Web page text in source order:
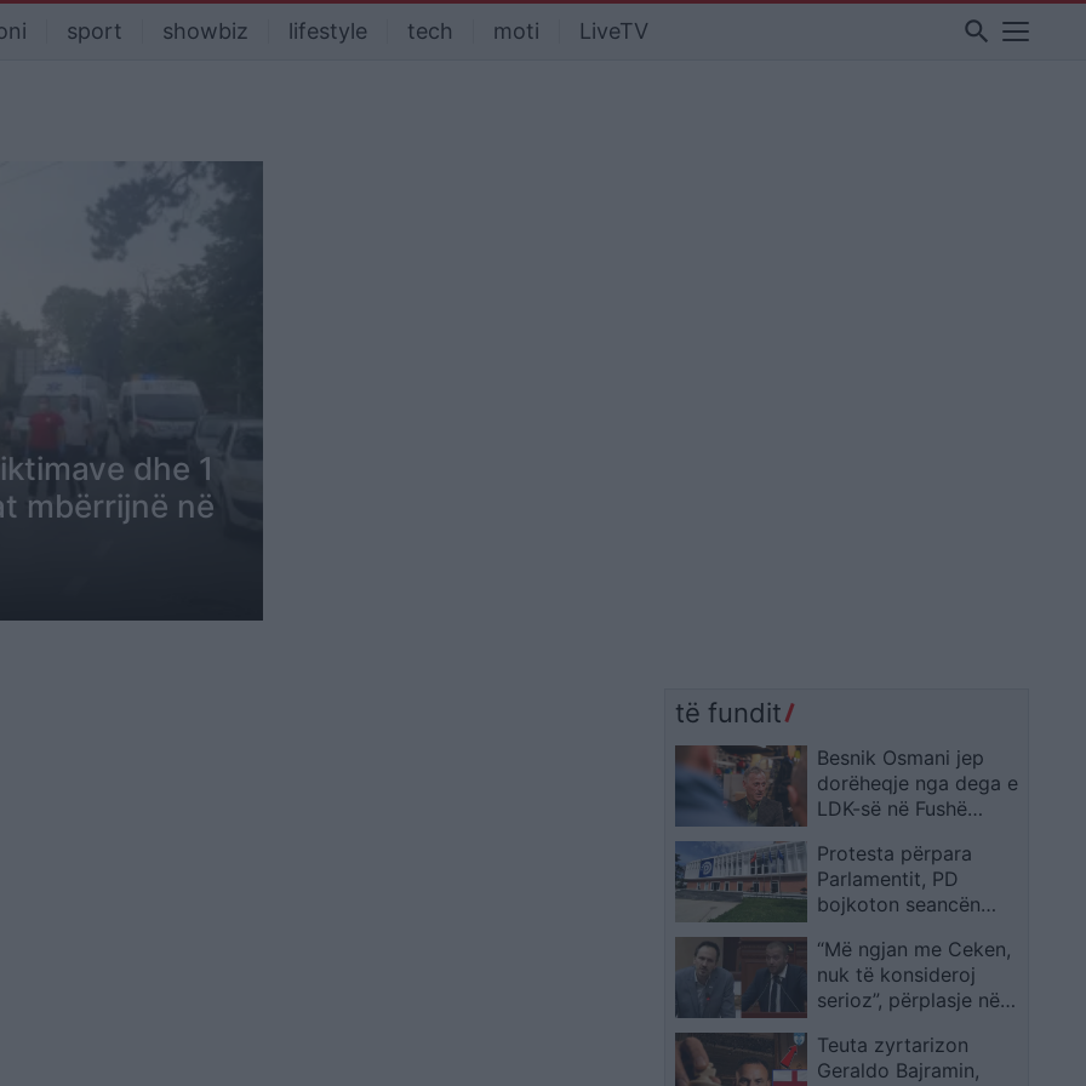
sport showbiz lifestyle tech moti LiveTV search
dhe 1
mbërrijnë në
të fundit
Besnik Osmani jep
dorëheqje nga dega e
LDK-së në Fushë
zgjedhor
Protesta përpara
Parlamentit, PD
bojkoton seancën
qytetërave të
dëgjohen
“Më ngjan me Ceken,
nuk të konsideroj
serioz”, përplasje në
Bidos dhe Redi Muçit:
Je tradhtar
Teuta zyrtarizon
Geraldo Bajramin,